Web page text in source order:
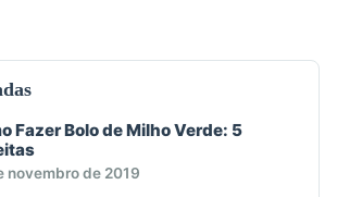
Fazer Bolo de Milho Verde: 5
novembro de 2019